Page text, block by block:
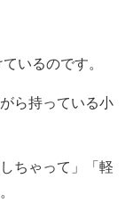
いるのです。
ら持っている小
ちゃって」「軽